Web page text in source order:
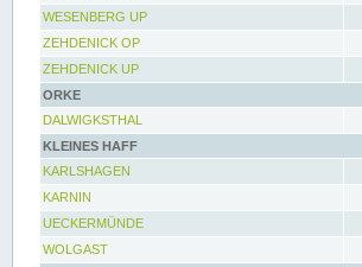
WESENBERG UP
ZEHDENICK OP
ZEHDENICK UP
ORKE
DALWIGKSTHAL
KLEINES HAFF
KARLSHAGEN
KARNIN
UECKERMÜNDE
WOLGAST